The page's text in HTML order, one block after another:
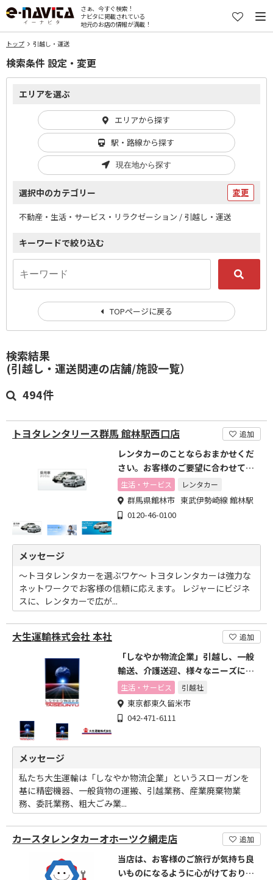
さぁ、今すぐ検索！
ナビタに掲載されている
地元のお店の情報が満載！
トップ 引越し・運送
検索結果
(引越し・運送関連の店舗/施設一覧）
494件
トヨタレンタリース群馬 館林駅西口店 追加
レンタカーのことならおまかせくだ
さい。お客様のご要望に合わせてご
相談させていただきます
生活・サービス レンタカー
群馬県館林市 東武伊勢崎線 館林駅
0120-46-0100
メッセージ
～トヨタレンタカーを選ぶワケ～ トヨタレンタカーは強力な
ネットワークでお客様の信頼に応えます。 レジャーにビジネ
スに、レンタカーで広が...
大生運輸株式会社 本社 追加
「しなやか物流企業」引越し、一般
輸送、介護送迎、様々なニーズに柔
軟に応える
生活・サービス 引越社
東京都東久留米市
042-471-6111
メッセージ
私たち大生運輸は「しなやか物流企業」というスローガンを
基に精密機器、一般貨物の運搬、引越業務、産業廃棄物業
務、委託業務、粗大ごみ業...
カースタレンタカーオホーツク網走店 追加
当店は、お客様のご旅行が気持ち良
いものになるように心がけておりま
検索条件 設定・変更
エリアを選ぶ
エリアから探す
駅・路線から探す
現在地から探す
選択中のカテゴリー 変更
不動産・生活・サービス・リラクゼーション / 引越し・運送
キーワードで絞り込む
TOPページに戻る